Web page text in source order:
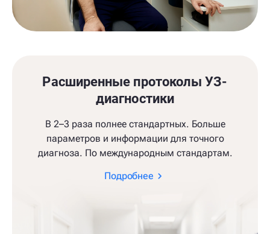
Расширенные протоколы УЗ-
диагностики
В 2–3 раза полнее стандартных. Больше
параметров и информации для точного
диагноза. По международным стандартам.
Подробнее